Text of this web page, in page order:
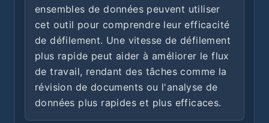
ensembles de données peuvent utiliser
cet outil pour comprendre leur efficacité
de défilement. Une vitesse de défilement
plus rapide peut aider à améliorer le flux
de travail, rendant des tâches comme la
révision de documents ou l'analyse de
données plus rapides et plus efficaces.